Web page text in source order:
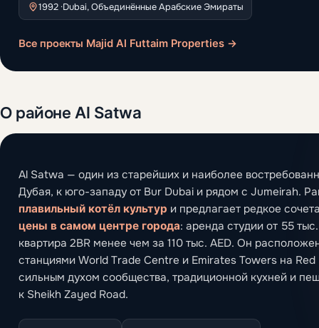
1992 ·Dubai, Объединённые Арабские Эмираты
Все проекты Majid Al Futtaim Properties →
О районе Al Satwa
Al Satwa — один из старейших и наиболее
Дубая, к юго-западу от Bur Dubai и рядом с Jumeirah.
плавильный котёл культур и предлагает редкое
цены в самом центре города: аренда студии от 55
квартира 2BR менее чем за 110 тыс. AED. Он
станциями World Trade Centre и Emirates Towers на
сильным духом сообщества, традиционной кухней и
к Sheikh Zayed Road.